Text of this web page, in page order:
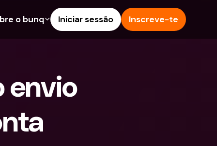
de Crédito
Estrangeiras & IBANs
e Depósitos
o bunq
Blog
Reportar um problema
Documentos Legais
Iniciar sessão Inscreve-te
envio